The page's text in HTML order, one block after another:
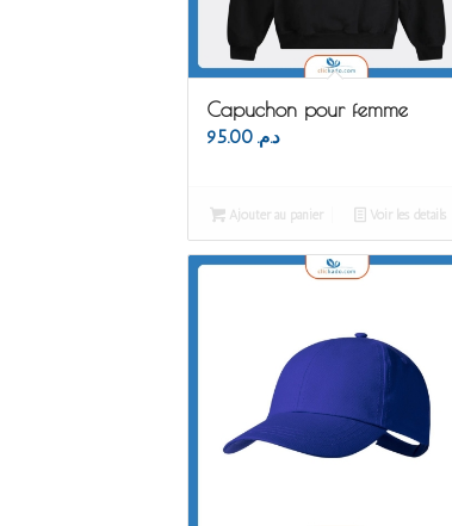
Capuchon pour femme
د.م. 95.00
Ajouter au panier Voir les détails